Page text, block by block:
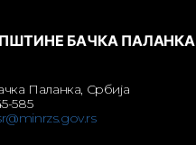
БАЧКА ПАЛАНКА
Паланка, Србија
585